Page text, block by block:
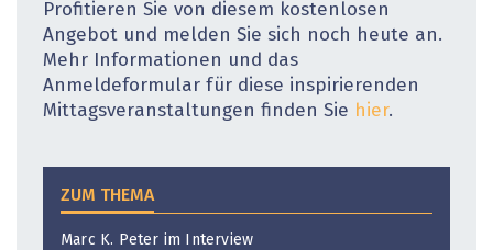
Profitieren Sie von diesem kostenlosen
Angebot und melden Sie sich noch heute an.
Mehr Informationen und das
Anmeldeformular für diese inspirierenden
Mittagsveranstaltungen finden Sie hier.
ZUM THEMA
Marc K. Peter im Interview